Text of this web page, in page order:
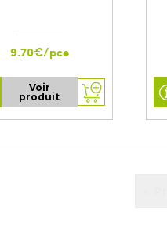
9.70€/pce
Voir
produit